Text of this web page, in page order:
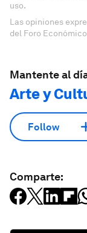
uso.
Las opiniones
del Foro
Mantente al
Arte y
Follow
Comparte: